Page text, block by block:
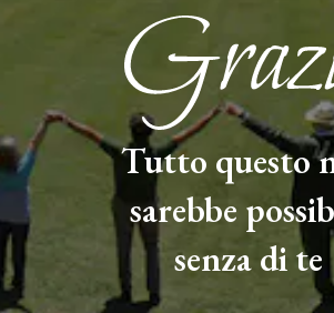
Tutto questo
sarebbe
senza di te